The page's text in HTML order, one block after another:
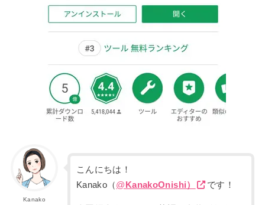
Kanako
こんにちは！
Kanako（@ KanakoOnishi） です！